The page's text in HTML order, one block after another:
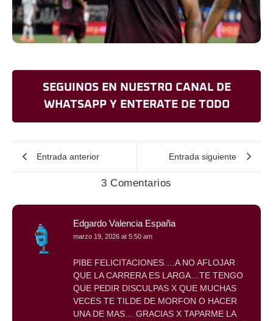
SEGUINOS EN NUESTRO CANAL DE
WHATSAPP Y ENTERATE DE TODO
Entrada anterior Entrada siguiente
3 Comentarios
Edgardo Valencia España
marzo 19, 2026 at 5:50 am
PIBE FELICITACIONES….A NO AFLOJAR
QUE LA CARRERA ES LARGA…TE TENGO
QUE PEDIR DISCULPAS X QUE MUCHAS
VECES TE TILDE DE MORFON O HACER
UNA DE MAS… GRACIAS X TAPARME LA